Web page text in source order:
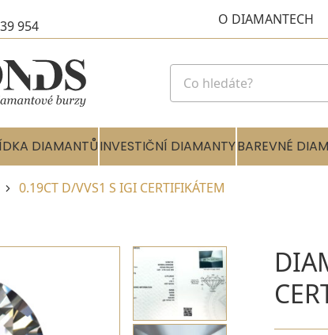
954 O DIAMANTECH
DIAMANTŮINVESTIČNÍ DIAMANTYBAREVNÉ
0.19CT D/VVS1 S IGI CERTIFIKÁTEM